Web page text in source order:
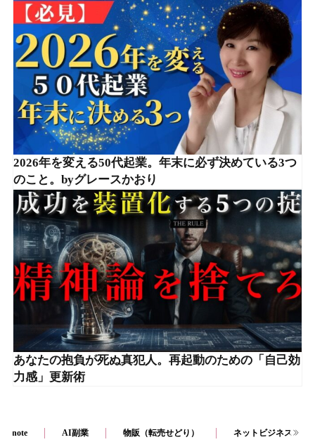
2026年を変える50代起業。年末に必ず決めている3つ
のこと。byグレースかおり
あなたの抱負が死ぬ真犯人。再起動のための「自己効
力感」更新術
note AI副業 物販（転売せどり） ネットビジネス